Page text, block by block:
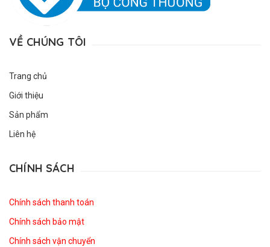
VỀ CHÚNG TÔI
Trang chủ
Giới thiệu
Sản phẩm
Liên hệ
CHÍNH SÁCH
Chính sách thanh toán
Chính sách bảo mật
Chính sách vận chuyển